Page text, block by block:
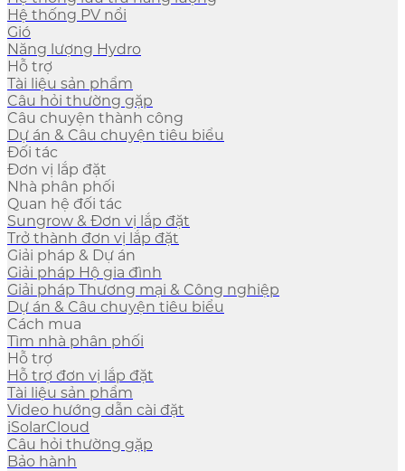
Hệ thống PV nổi
Gió
Năng lượng Hydro
Hỗ trợ
Tài liệu sản phẩm
Câu hỏi thường gặp
Câu chuyện thành công
Dự án & Câu chuyện tiêu biểu
Đối tác
Đơn vị lắp đặt
Nhà phân phối
Quan hệ đối tác
Sungrow & Đơn vị lắp đặt
Trở thành đơn vị lắp đặt
Giải pháp & Dự án
Giải pháp Hộ gia đình
Giải pháp Thương mại & Công nghiệp
Dự án & Câu chuyện tiêu biểu
Cách mua
Tìm nhà phân phối
Hỗ trợ
Hỗ trợ đơn vị lắp đặt
Tài liệu sản phẩm
Video hướng dẫn cài đặt
iSolarCloud
Câu hỏi thường gặp
Bảo hành